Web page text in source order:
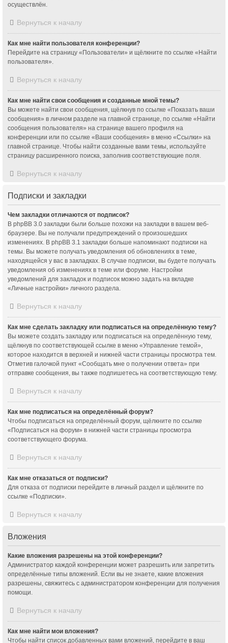
осуществлён.
Вернуться к началу
Как мне найти пользователя конференции?
Перейдите на страницу «Пользователи» и щёлкните по ссылке «Найти
пользователя».
Вернуться к началу
Как мне найти свои сообщения и созданные мной темы?
Вы можете найти свои сообщения, щёлкнув по ссылке «Показать ваши
сообщения» в личном разделе на главной странице, по ссылке «Найти
сообщения пользователя» на странице вашего профиля на
конференции или по ссылке «Ваши сообщения» в меню «Ссылки» на
главной странице. Чтобы найти созданные вами темы, используйте
страницу расширенного поиска, заполнив соответствующие поля.
Вернуться к началу
Подписки и закладки
Чем закладки отличаются от подписок?
В phpBB 3.0 закладки были больше похожи на закладки в вашем веб-
браузере. Вы не получали предупреждений о произошедших
изменениях. В phpBB 3.1 закладки больше напоминают подписки на
темы. Вы можете получать уведомления об обновлениях в теме,
находящейся у вас в закладках. В случае подписки, вы будете получать
уведомления об изменениях в теме или форуме. Настройки
уведомлений для закладок и подписок можно задать на вкладке
«Личные настройки» личного раздела.
Вернуться к началу
Как мне сделать закладку или подписаться на определённую тему?
Вы можете создать закладку или подписаться на определённую тему,
щёлкнув по соответствующей ссылке в меню «Управление темой»,
которое находится в верхней и нижней части страницы просмотра тем.
Отметив галочкой пункт «Сообщать мне о получении ответа» при
отправке сообщения, вы также подпишетесь на соответствующую тему.
Вернуться к началу
Как мне подписаться на определённый форум?
Чтобы подписаться на определённый форум, щёлкните по ссылке
«Подписаться на форум» в нижней части страницы просмотра
соответствующего форума.
Вернуться к началу
Как мне отказаться от подписки?
Для отказа от подписки перейдите в личный раздел и щёлкните по
ссылке «Подписки».
Вернуться к началу
Вложения
Какие вложения разрешены на этой конференции?
Администратор каждой конференции может разрешить или запретить
определённые типы вложений. Если вы не знаете, какие вложения
разрешены, свяжитесь с администратором конференции для получения
помощи.
Вернуться к началу
Как мне найти мои вложения?
Чтобы найти список добавленных вами вложений, перейдите в ваш